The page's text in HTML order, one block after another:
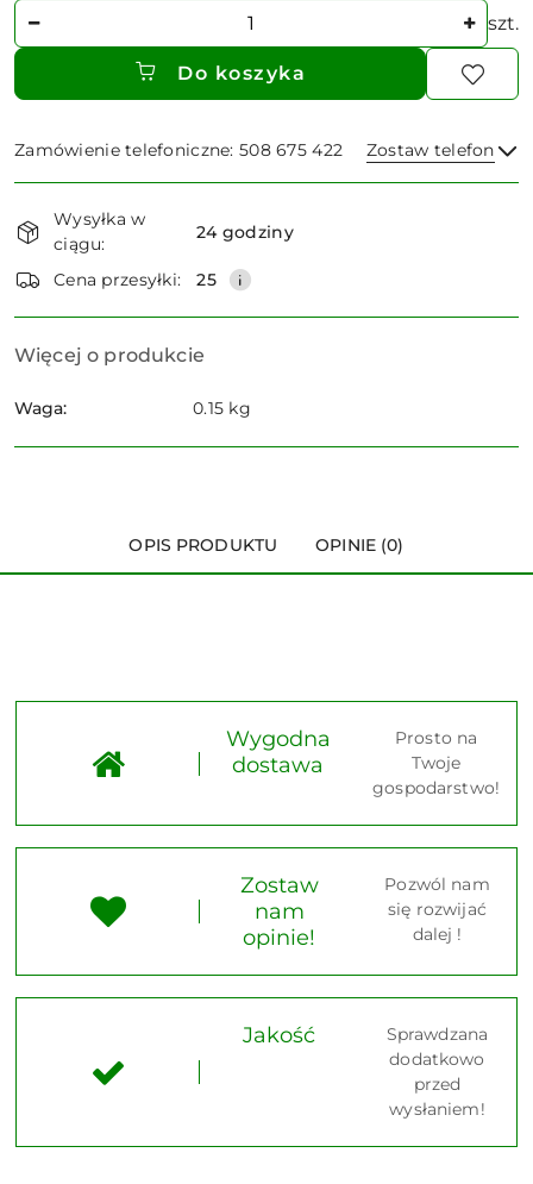
Ilość szt.
Do koszyka
Zamówienie telefoniczne: 508 675 422 Zostaw telefon
i
dostawa
Wysyłka w
ciągu:
24 godziny
Cena przesyłki: 25
Więcej o produkcie
Waga: 0.15 kg
OPIS PRODUKTU OPINIE (0)
Wygodna
dostawa
Prosto na
Twoje
gospodarstwo!
Zostaw
nam
opinie!
Pozwól nam
się rozwijać
dalej !
Jakość
Sprawdzana
dodatkowo
przed
wysłaniem!